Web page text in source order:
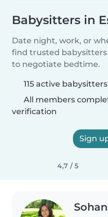
Babysitters in
Date night, work, or
find trusted
to negotiate bedtime.
115 active
All members
verification
Sign
4,7 / 5